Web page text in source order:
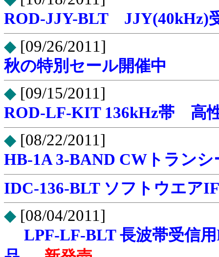
ROD-JJY-BLT
◆ [09/26/2011]
秋の特別セール開催中
◆ [09/15/2011]
ROD-LF-KIT 136kHz帯 高
◆ [08/22/2011]
HB-1A 3-BAND CWトランシ
IDC-136-BLT ソフトウエア
◆ [08/04/2011]
LPF-LF-BLT 長波帯受信